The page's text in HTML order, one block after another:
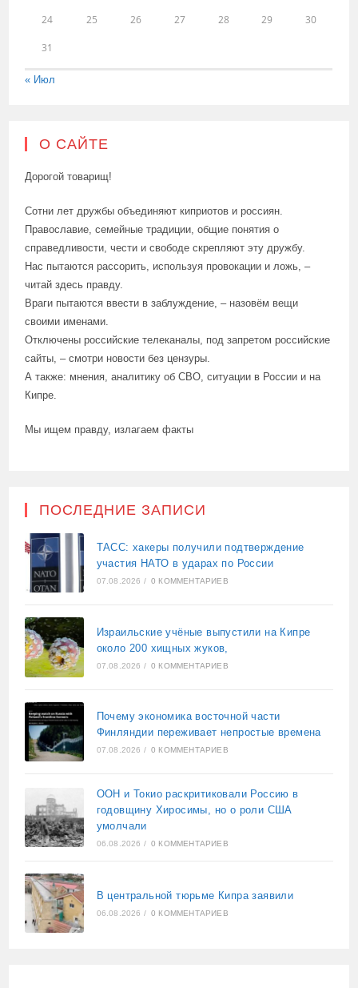
24 25 26 27 28 29 30
31
« Июл
О САЙТЕ
Дорогой товарищ!
Сотни лет дружбы объединяют киприотов и россиян.
Православие, семейные традиции, общие понятия о
справедливости, чести и свободе скрепляют эту дружбу.
Нас пытаются рассорить, используя провокации и ложь, –
читай здесь правду.
Враги пытаются ввести в заблуждение, – назовём вещи
своими именами.
Отключены российские телеканалы, под запретом российские
сайты, – смотри новости без цензуры.
А также: мнения, аналитику об СВО, ситуации в России и на
Кипре.
Мы ищем правду, излагаем факты
ПОСЛЕДНИЕ ЗАПИСИ
ТАСС: хакеры получили подтверждение
участия НАТО в ударах по России
07.08.2026 / 0 КОММЕНТАРИЕВ
Израильские учёные выпустили на Кипре
около 200 хищных жуков,
07.08.2026 / 0 КОММЕНТАРИЕВ
Почему экономика восточной части
Финляндии переживает непростые времена
07.08.2026 / 0 КОММЕНТАРИЕВ
ООН и Токио раскритиковали Россию в
годовщину Хиросимы, но о роли США
умолчали
06.08.2026 / 0 КОММЕНТАРИЕВ
В центральной тюрьме Кипра заявили
06.08.2026 / 0 КОММЕНТАРИЕВ